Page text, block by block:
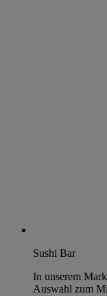
Sushi Bar
In unserem
Auswahl zum